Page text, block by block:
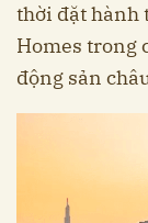
thời đặt hành
Homes trong
động sản